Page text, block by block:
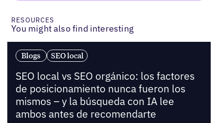
RESOURCES
You might also find interesting
Blogs SEO local
SEO local vs SEO orgánico: los factores
de posicionamiento nunca fueron los
mismos – y la búsqueda con IA lee
ambos antes de recomendarte